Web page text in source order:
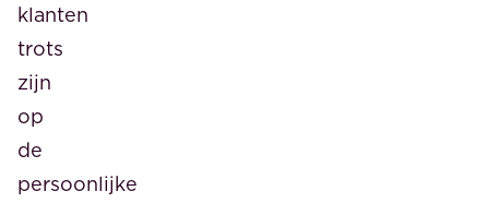
klanten
trots
zijn
op
de
persoonlijke